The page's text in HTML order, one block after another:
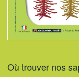
Où trouver nos